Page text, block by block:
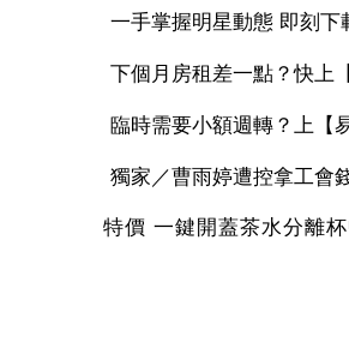
一手掌握明星動態 即刻下
下個月房租差一點？快上
臨時需要小額週轉？上【
獨家／曹雨婷遭控拿工會
特價 一鍵開蓋茶水分離杯